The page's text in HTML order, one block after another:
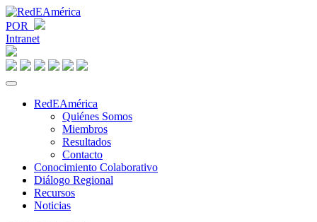
POR
Intranet
RedEAmérica
Quiénes Somos
Miembros
Resultados
Contacto
Conocimiento Colaborativo
Diálogo Regional
Recursos
Noticias